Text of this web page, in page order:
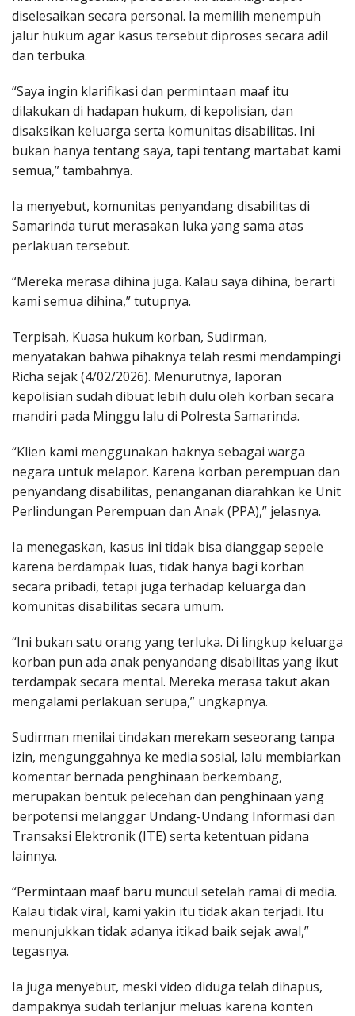
diselesaikan secara personal. Ia memilih menempuh
jalur hukum agar kasus tersebut diproses secara adil
dan terbuka.
“Saya ingin klarifikasi dan permintaan maaf itu
dilakukan di hadapan hukum, di kepolisian, dan
disaksikan keluarga serta komunitas disabilitas. Ini
bukan hanya tentang saya, tapi tentang martabat kami
semua,” tambahnya.
Ia menyebut, komunitas penyandang disabilitas di
Samarinda turut merasakan luka yang sama atas
perlakuan tersebut.
“Mereka merasa dihina juga. Kalau saya dihina, berarti
kami semua dihina,” tutupnya.
Terpisah, Kuasa hukum korban, Sudirman,
menyatakan bahwa pihaknya telah resmi mendampingi
Richa sejak (4/02/2026). Menurutnya, laporan
kepolisian sudah dibuat lebih dulu oleh korban secara
mandiri pada Minggu lalu di Polresta Samarinda.
“Klien kami menggunakan haknya sebagai warga
negara untuk melapor. Karena korban perempuan dan
penyandang disabilitas, penanganan diarahkan ke Unit
Perlindungan Perempuan dan Anak (PPA),” jelasnya.
Ia menegaskan, kasus ini tidak bisa dianggap sepele
karena berdampak luas, tidak hanya bagi korban
secara pribadi, tetapi juga terhadap keluarga dan
komunitas disabilitas secara umum.
“Ini bukan satu orang yang terluka. Di lingkup keluarga
korban pun ada anak penyandang disabilitas yang ikut
terdampak secara mental. Mereka merasa takut akan
mengalami perlakuan serupa,” ungkapnya.
Sudirman menilai tindakan merekam seseorang tanpa
izin, mengunggahnya ke media sosial, lalu membiarkan
komentar bernada penghinaan berkembang,
merupakan bentuk pelecehan dan penghinaan yang
berpotensi melanggar Undang-Undang Informasi dan
Transaksi Elektronik (ITE) serta ketentuan pidana
lainnya.
“Permintaan maaf baru muncul setelah ramai di media.
Kalau tidak viral, kami yakin itu tidak akan terjadi. Itu
menunjukkan tidak adanya itikad baik sejak awal,”
tegasnya.
Ia juga menyebut, meski video diduga telah dihapus,
dampaknya sudah terlanjur meluas karena konten